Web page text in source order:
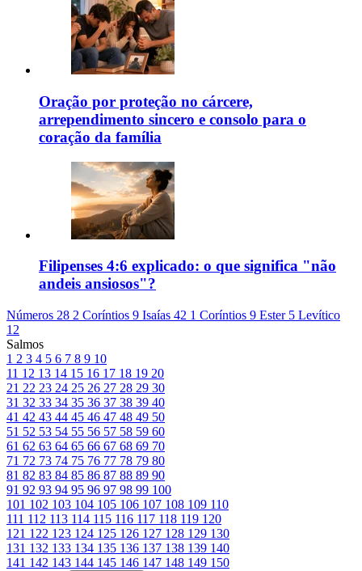
Oração por proteção no cárcere,
arrependimento sincero e consolo para o
coração da família
Filipenses 4:6 explicado: o que significa "não
andeis ansiosos"?
Números 28 2 Coríntios 9 Isaías 42 1 Coríntios 9 Ester 5 Levítico
12
Salmos
1 2 3 4 5 6 7 8 9 10
11 12 13 14 15 16 17 18 19 20
21 22 23 24 25 26 27 28 29 30
31 32 33 34 35 36 37 38 39 40
41 42 43 44 45 46 47 48 49 50
51 52 53 54 55 56 57 58 59 60
61 62 63 64 65 66 67 68 69 70
71 72 73 74 75 76 77 78 79 80
81 82 83 84 85 86 87 88 89 90
91 92 93 94 95 96 97 98 99 100
101 102 103 104 105 106 107 108 109 110
111 112 113 114 115 116 117 118 119 120
121 122 123 124 125 126 127 128 129 130
131 132 133 134 135 136 137 138 139 140
141 142 143 144 145 146 147 148 149 150